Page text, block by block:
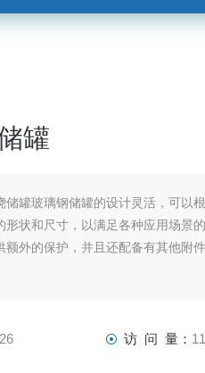
罐
储罐玻璃钢储罐的设计灵活，可以
形状和尺寸，以满足各种应用场景
额外的保护，并且还配备有其他附
访 问 量：